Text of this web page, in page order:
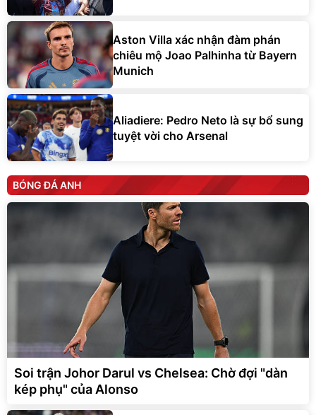
Aston Villa xác nhận đàm phán
chiêu mộ Joao Palhinha từ Bayern
Munich
Aliadiere: Pedro Neto là sự bổ sung
tuyệt vời cho Arsenal
BÓNG ĐÁ ANH
Soi trận Johor Darul vs Chelsea: Chờ đợi "dàn
kép phụ" của Alonso